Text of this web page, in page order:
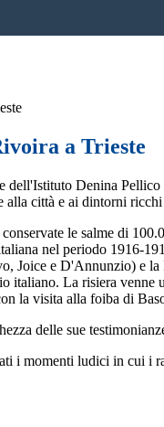
a Trieste
dell'Istituto Denina
alla città e ai dintorni
le salme di
nel periodo 1916-
Joice e D'Annunzio) e la
italiano. La risiera venne
la visita alla foiba di
delle sue
i momenti ludici in cui i